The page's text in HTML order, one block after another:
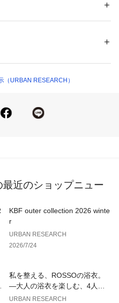
ご了承ください。
パソコンなどの閲覧環境によ
の画像をご参照ください。
すので、あくまでも目安とし
ージにて現在の価格情報や在庫
利用下さい。
ール : TPUライニング : キャンブレ
）
URBAN RESEARCH）
近のショップニュー
KBF outer collection 2026 winte
r
URBAN RESEARCH
2026/7/24
私を整える、ROSSOの浴衣。
—大人の浴衣を楽しむ、4人のT
IPS—
URBAN RESEARCH